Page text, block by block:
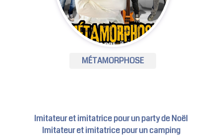
MÉTAMORPHOSE
Imitateur et imitatrice pour un party de Noël
Imitateur et imitatrice pour un camping